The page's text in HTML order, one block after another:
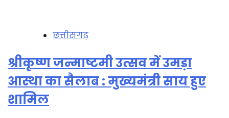
छत्तीसगढ़
श्रीकृष्ण जन्माष्टमी उत्सव में उमड़ा
आस्था का सैलाब : मुख्यमंत्री साय हुए
शामिल